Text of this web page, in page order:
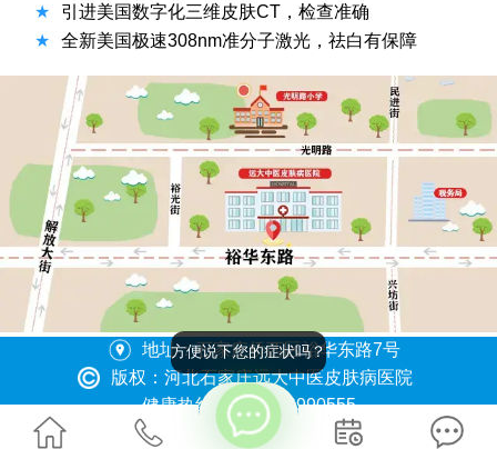
★
引进美国数字化三维皮肤CT，检查准确
★
全新美国极速308nm准分子激光，祛白有保障
地址：石家庄桥西区裕华东路7号
版权：河北石家庄远大中医皮肤病医院
健康热线：0311-86990555
冀ICP备2023015620号
方便说下您的症状吗？